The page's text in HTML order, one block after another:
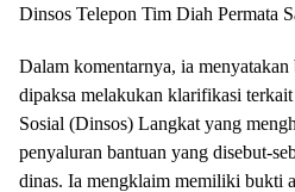
Dinsos Telepon Tim Diah Permata
Dalam komentarnya, ia
dipaksa melakukan klarifikasi
Sosial (Dinsos) Langkat yang
penyaluran bantuan yang disebut-
dinas. Ia mengklaim memiliki bukti